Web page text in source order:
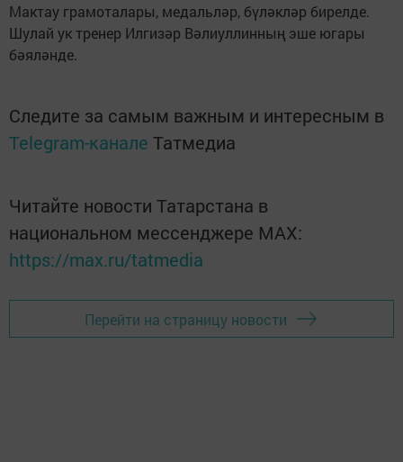
Мактау грамоталары, медальләр, бүләкләр бирелде.
Шулай ук тренер Илгизәр Вәлиуллинның эше югары
бәяләнде.
Следите за самым важным и интересным в
Telegram-канале Татмедиа
Читайте новости Татарстана в
национальном мессенджере MАХ:
https://max.ru/tatmedia
Перейти на страницу новости